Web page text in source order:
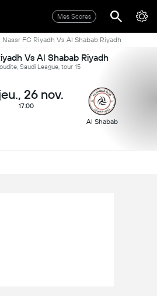
Mes Scores
Nassr FC Riyadh Vs Al Shabab Riyadh
Vs Al Shabab Riyadh
Saudi League, tour 15
26 nov.
17:00
Al Shabab